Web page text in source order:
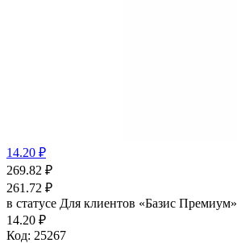
14.20 ₽
269.82 ₽
261.72 ₽
в статусе Для клиентов «Базис Премиум»
14.20 ₽
Код: 25267